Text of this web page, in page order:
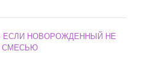
ЕСЛИ НОВОРОЖДЕННЫЙ НЕ
СМЕСЬЮ